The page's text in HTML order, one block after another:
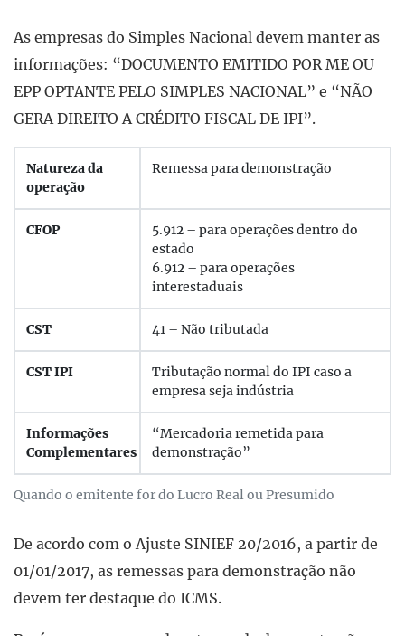
As empresas do Simples Nacional devem manter as
informações: “DOCUMENTO EMITIDO POR ME OU
EPP OPTANTE PELO SIMPLES NACIONAL” e “NÃO
GERA DIREITO A CRÉDITO FISCAL DE IPI”.
Quando o emitente for do Lucro Real ou Presumido
Natureza da
operação
Remessa para demonstração
CFOP
5.912 – para operações dentro do
estado
6.912 – para operações
interestaduais
CST 41 – Não tributada
CST IPI
Tributação normal do IPI caso a
empresa seja indústria
Informações
Complementares
“Mercadoria remetida para
demonstração”
De acordo com o Ajuste SINIEF 20/2016, a partir de
01/01/2017, as remessas para demonstração não
devem ter destaque do ICMS.